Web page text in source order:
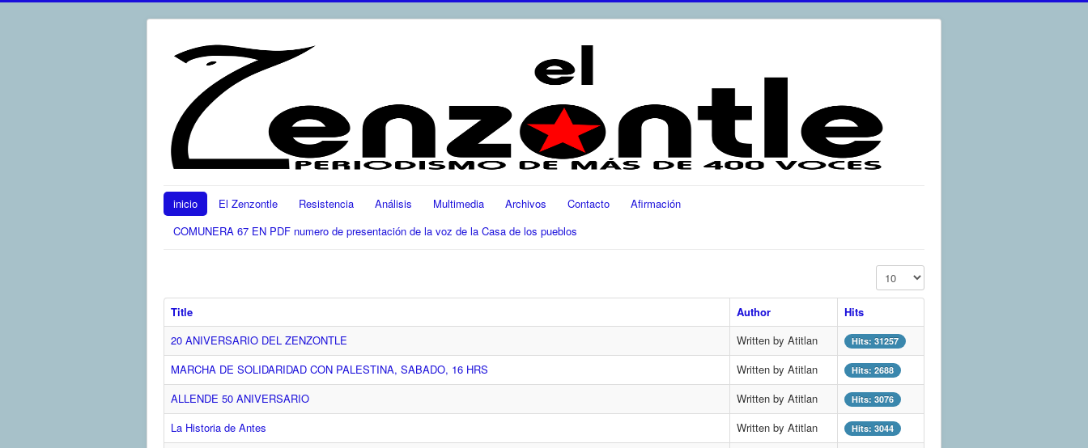
inicio El Zenzontle Resistencia Análisis Multimedia Archivos Contacto
Afirmación
COMUNERA 67 EN PDF numero de presentación de la voz de la Casa de los pueblos
Display #
Title Author
Hits
20 ANIVERSARIO DEL ZENZONTLE
Written by Atitlan Hits: 31257
MARCHA DE SOLIDARIDAD CON PALESTINA, SABADO, 16 HRS Written by Atitlan Hits: 2688
ALLENDE 50 ANIVERSARIO Written by Atitlan Hits: 3076
La Historia de Antes Written by Atitlan Hits: 3044